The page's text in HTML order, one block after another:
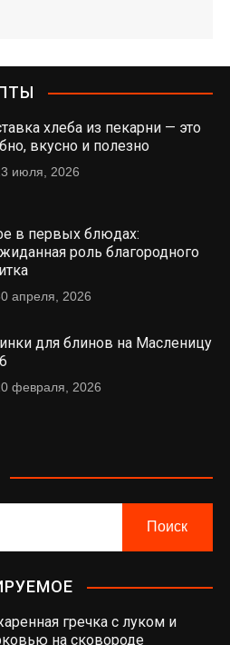
хлеба из пекарни — это
вкусно и полезно
июля, 2026
в первых блюдах:
роль благородного
апреля, 2026
для блинов на Масленицу
февраля, 2026
гречка с луком и
на сковороде